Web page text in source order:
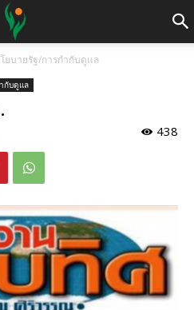
ยบายรัฐ/การกำกับดูแล
กับดูแล
438